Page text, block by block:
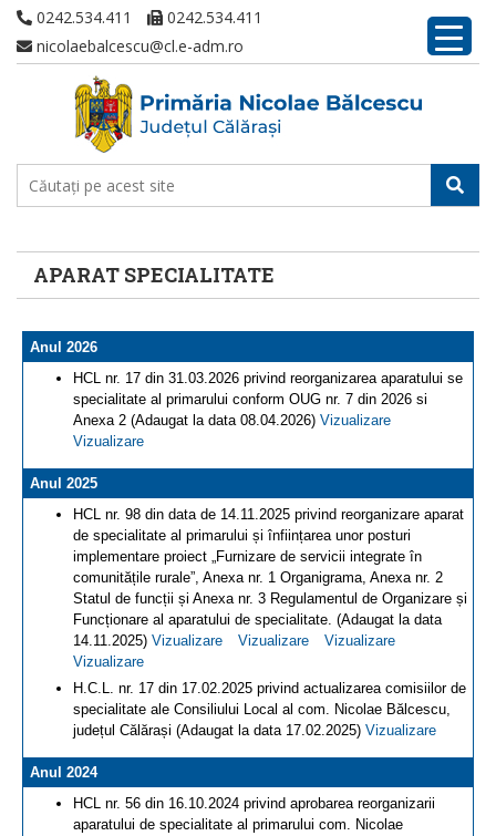
0242.534.411
0242.534.411
nicolaebalcescu@cl.e-adm.ro
APARAT SPECIALITATE
Anul 2026
HCL nr. 17 din 31.03.2026 privind reorganizarea aparatului se
specialitate al primarului conform OUG nr. 7 din 2026 si
Anexa 2 (Adaugat la data 08.04.2026) Vizualizare
Vizualizare
Anul 2025
HCL nr. 98 din data de 14.11.2025 privind reorganizare aparat
de specialitate al primarului și înființarea unor posturi
implementare proiect „Furnizare de servicii integrate în
comunitățile rurale”, Anexa nr. 1 Organigrama, Anexa nr. 2
Statul de funcții și Anexa nr. 3 Regulamentul de Organizare și
Funcționare al aparatului de specialitate. (Adaugat la data
14.11.2025) Vizualizare Vizualizare
Vizualizare
Vizualizare
H.C.L. nr. 17 din 17.02.2025 privind actualizarea comisiilor de
specialitate ale Consiliului Local al com. Nicolae Bălcescu,
județul Călărași (Adaugat la data 17.02.2025) Vizualizare
Anul 2024
HCL nr. 56 din 16.10.2024 privind aprobarea reorganizarii
aparatului de specialitate al primarului com. Nicolae